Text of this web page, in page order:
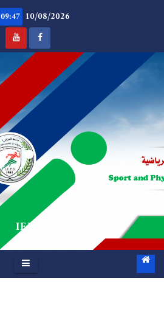
10/08/2026
09:47
.
IEPS